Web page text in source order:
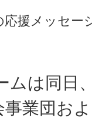
援メッセー
ムは同日
業団お